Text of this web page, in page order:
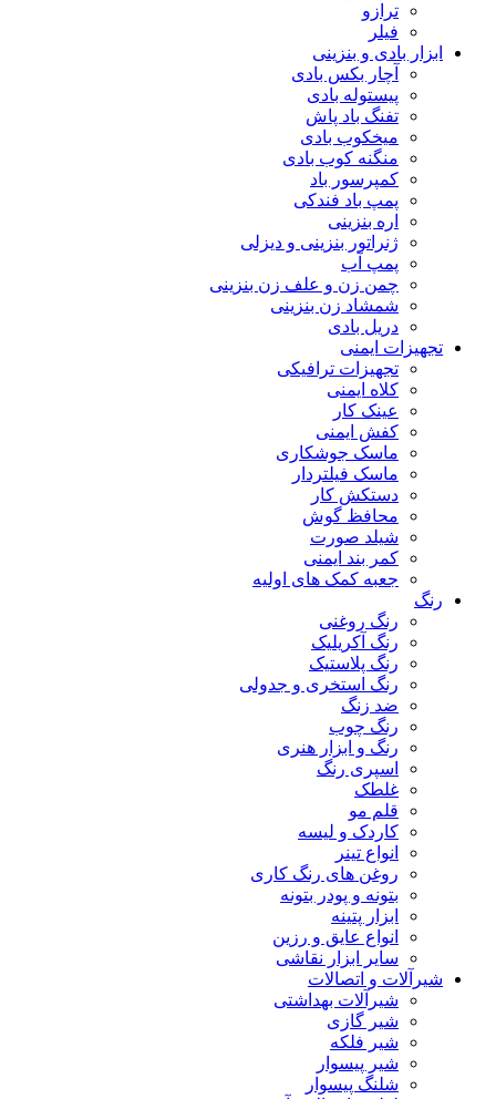
ترازو
فیلر
ابزار بادی و بنزینی
آچار بکس بادی
پیستوله بادی
تفنگ باد پاش
میخکوب بادی
منگنه کوب بادی
کمپرسور باد
پمپ باد فندکی
اره بنزینی
ژنراتور بنزینی و دیزلی
پمپ آب
چمن زن و علف زن بنزینی
شمشاد زن بنزینی
دریل بادی
تجهیزات ایمنی
تجهیزات ترافیکی
کلاه ایمنی
عینک کار
کفش ایمنی
ماسک جوشکاری
ماسک فیلتردار
دستکش کار
محافظ گوش
شیلد صورت
کمر بند ایمنی
جعبه کمک های اولیه
رنگ
رنگ روغنی
رنگ آکریلیک
رنگ پلاستیک
رنگ استخری و جدولی
ضد زنگ
رنگ چوب
رنگ و ابزار هنری
اسپری رنگ
غلطک
قلم مو
کاردک و لیسه
انواع تینر
روغن های رنگ کاری
بتونه و پودر بتونه
ابزار پتینه
انواع عایق و رزین
سایر ابزار نقاشی
شیرآلات و اتصالات
شیرآلات بهداشتی
شیر گازی
شیر فلکه
شیر پیسوار
شلنگ پیسوار